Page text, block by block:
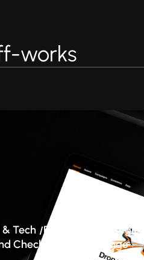
works
Tech Branding Stratégie
Checker : le cas Orange